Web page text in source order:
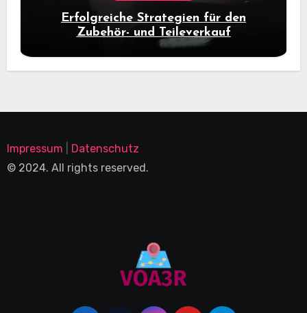
Erfolgreiche Strategien für den
Zubehör- und Teileverkauf
Impressum
Datenschutz
© 2024. All rights reserved.